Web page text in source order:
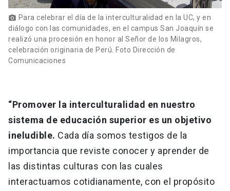
photo_camera Para celebrar el día de la interculturalidad en la UC, y en
diálogo con las comunidades, en el campus San Joaquín se
realizó una procesión en honor al Señor de los Milagros,
celebración originaria de Perú. Foto Dirección de
Comunicaciones
“Promover la interculturalidad en nuestro
sistema de educación superior es un objetivo
ineludible. Cada día somos testigos de la
importancia que reviste conocer y aprender de
las distintas culturas con las cuales
interactuamos cotidianamente, con el propósito